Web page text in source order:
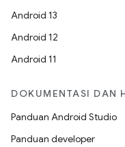
Android 13
Android 12
Android 11
DOKUMENTASI DAN
Panduan Android Studio
Panduan developer